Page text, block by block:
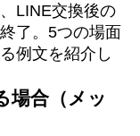
LINE交換後の
了。5つの場面
例文を紹介し
場合（メッ